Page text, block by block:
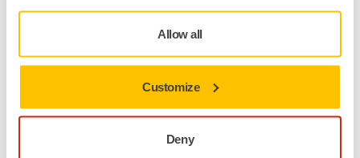
Allow all
Customize
Deny